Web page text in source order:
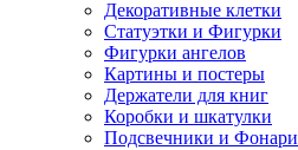
Декоративные клетки
Статуэтки и Фигурки
Фигурки ангелов
Картины и постеры
Держатели для книг
Коробки и шкатулки
Подсвечники и Фонари